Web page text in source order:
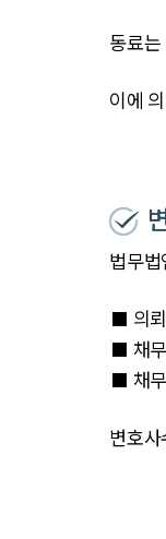
동료
이에
법무
■ 의
■ 채
■ 채
변호